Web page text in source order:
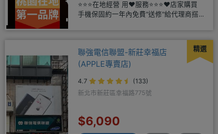
⭐⭐⭐在地經營 用❤️服務⭐⭐⭐❤️店家購買
手機保固約一年內免費"送修"給代理商搭
精選
聯強電信聯盟-新莊幸福店
(APPLE專賣店)
4.7
(133)
新北市新莊區幸福路775號
$6,090